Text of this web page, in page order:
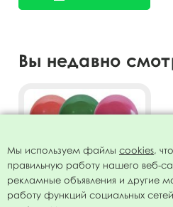
Вы недавно
Мы используем файлы cookies,
правильную работу нашего веб-
рекламные объявления и другие
работу функций социальных